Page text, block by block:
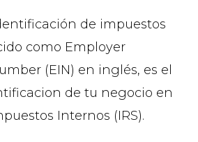
de impuestos
como Employer
(EIN) en inglés, es el
de tu negocio en
Internos (IRS).